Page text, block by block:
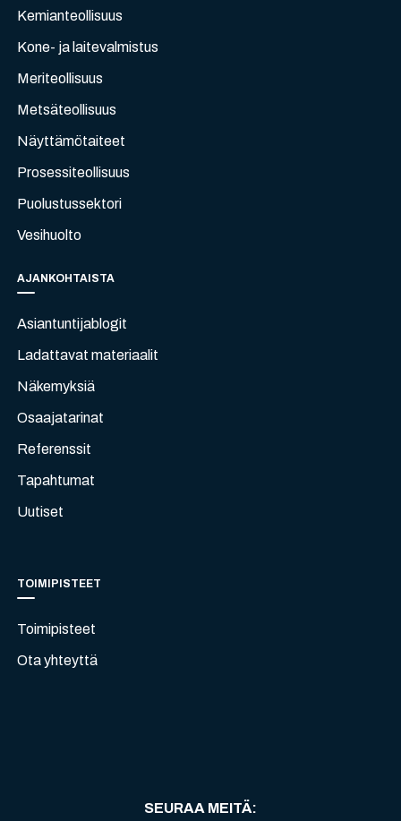
Kemianteollisuus
Kone- ja laitevalmistus
Meriteollisuus
Metsäteollisuus
Näyttämötaiteet
Prosessiteollisuus
Puolustussektori
Vesihuolto
AJANKOHTAISTA
Asiantuntijablogit
Ladattavat materiaalit
Näkemyksiä
Osaajatarinat
Referenssit
Tapahtumat
Uutiset
TOIMIPISTEET
Toimipisteet
Ota yhteyttä
SEURAA MEITÄ: